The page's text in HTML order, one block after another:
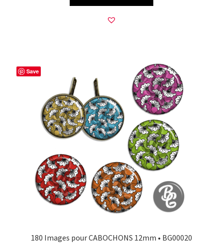
Save
180 Images pour CABOCHONS 12mm • BG00020